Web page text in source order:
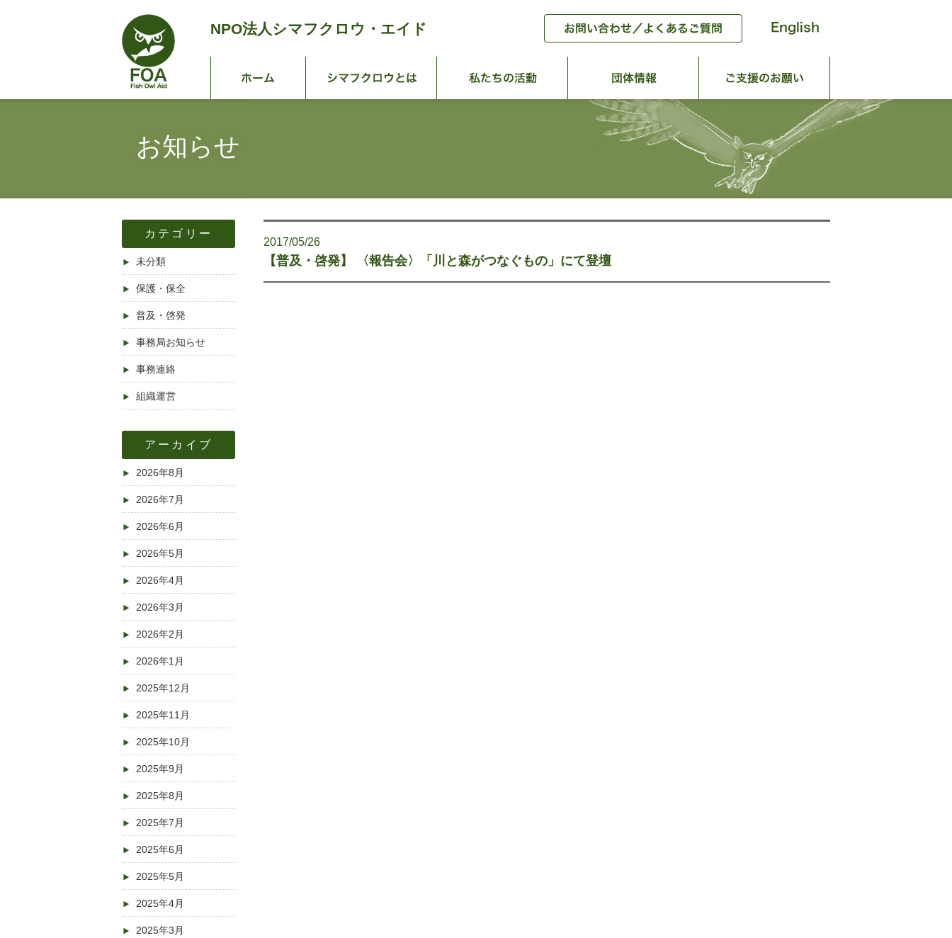
NPO法人 シマフクロウ・エイド
ホーム シマフクロウとは 私たちの活動 団体情報
お知らせ
2017/05/26
【普及・啓発】 〈報告会〉「川と森がつなぐもの」にて登壇
カテゴリー
未分類
保護・保全
普及・啓発
事務局お知らせ
事務連絡
組織運営
アーカイブ
2026年8月
2026年7月
2026年6月
2026年5月
2026年4月
2026年3月
2026年2月
2026年1月
2025年12月
2025年11月
2025年10月
2025年9月
2025年8月
2025年7月
2025年6月
2025年5月
2025年4月
2025年3月